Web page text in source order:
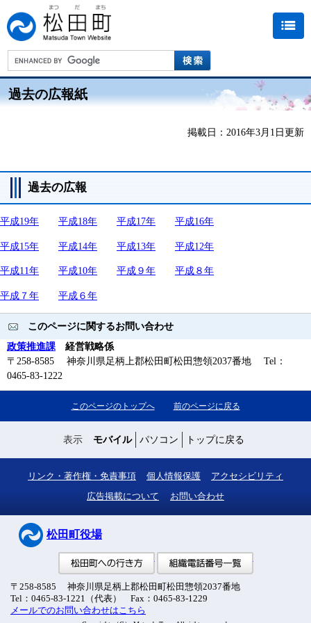
過去の広報紙
掲載日：2016年3月1日更新
過去の広報
平成19年 平成18年 平成17年 平成16年
平成15年 平成14年 平成13年 平成12年
平成11年 平成10年 平成９年 平成８年
平成７年 平成６年
このページに関するお問い合わせ
政策推進課 経営戦略係
〒258-8585 神奈川県足柄上郡松田町松田惣領2037番地 Tel：
0465-83-1222
このページのトップへ 前のページに戻る
表示 モバイル パソコン トップに戻る
リンク・著作権・免責事項 個人情報保護
アクセシビリティ
広告掲載について
お問い合わせ
松田町役場
松田町への行き方
〒258-8585 神奈川県足柄上郡松田町松田惣領2037番地
Tel：0465-83-1221（代表） Fax：0465-83-1229
メールでのお問い合わせはこちら